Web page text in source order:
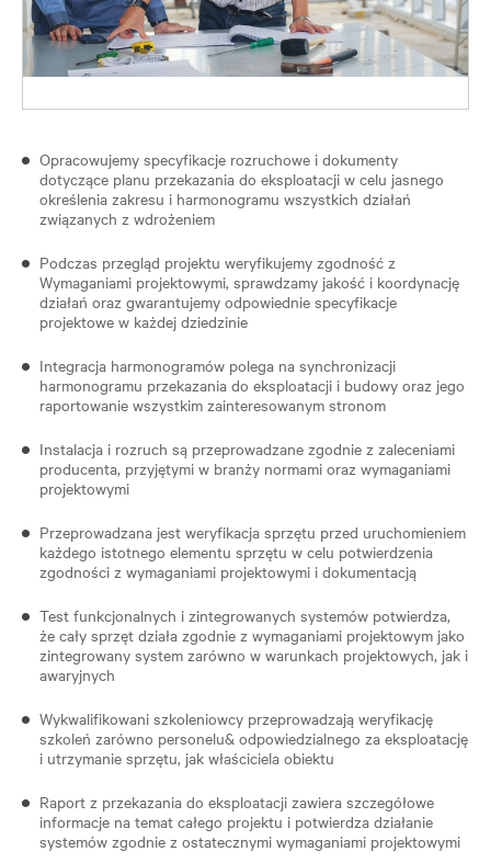
Opracowujemy specyfikacje rozruchowe i dokumenty
dotyczące planu przekazania do eksploatacji w celu jasnego
określenia zakresu i harmonogramu wszystkich działań
związanych z wdrożeniem
Podczas przegląd projektu weryfikujemy zgodność z
Wymaganiami projektowymi, sprawdzamy jakość i koordynację
działań oraz gwarantujemy odpowiednie specyfikacje
projektowe w każdej dziedzinie
Integracja harmonogramów polega na synchronizacji
harmonogramu przekazania do eksploatacji i budowy oraz jego
raportowanie wszystkim zainteresowanym stronom
Instalacja i rozruch są przeprowadzane zgodnie z zaleceniami
producenta, przyjętymi w branży normami oraz wymaganiami
projektowymi
Przeprowadzana jest weryfikacja sprzętu przed uruchomieniem
każdego istotnego elementu sprzętu w celu potwierdzenia
zgodności z wymaganiami projektowymi i dokumentacją
Test funkcjonalnych i zintegrowanych systemów potwierdza,
że cały sprzęt działa zgodnie z wymaganiami projektowym jako
zintegrowany system zarówno w warunkach projektowych, jak i
awaryjnych
Wykwalifikowani szkoleniowcy przeprowadzają weryfikację
szkoleń zarówno personelu& odpowiedzialnego za eksploatację
i utrzymanie sprzętu, jak właściciela obiektu
Raport z przekazania do eksploatacji zawiera szczegółowe
informacje na temat całego projektu i potwierdza działanie
systemów zgodnie z ostatecznymi wymaganiami projektowymi